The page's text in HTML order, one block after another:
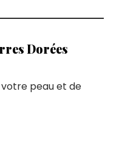
Dorées
peau et de